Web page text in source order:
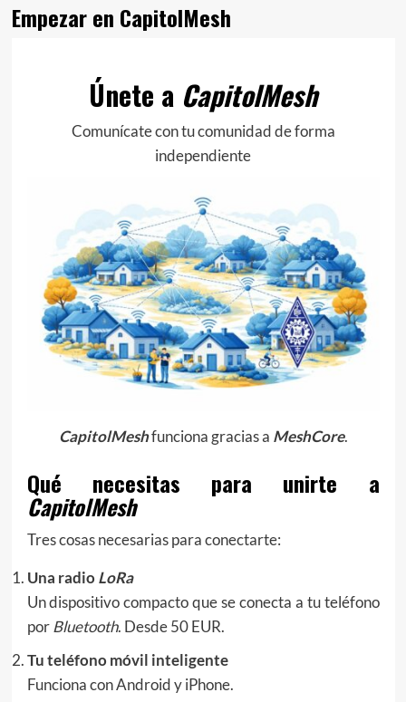
Empezar en CapitolMesh
Únete a CapitolMesh
Comunícate con tu comunidad de forma
independiente
CapitolMeshfunciona gracias a MeshCore.
Qué necesitas para unirte a
CapitolMesh
Tres cosas necesarias para conectarte:
Una radio LoRa
Un dispositivo compacto que se conecta a tu teléfono
porBluetooth. Desde 50 EUR.
Tu teléfono móvil inteligente
Funciona con Android y iPhone.